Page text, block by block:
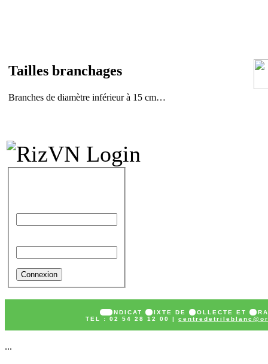
Tailles branchages
Branches de diamètre inférieur à 15 cm…
SY NDICAT MIXTE DE COLLECTE ET T
TEL : 02 54 28 12 00 |
...